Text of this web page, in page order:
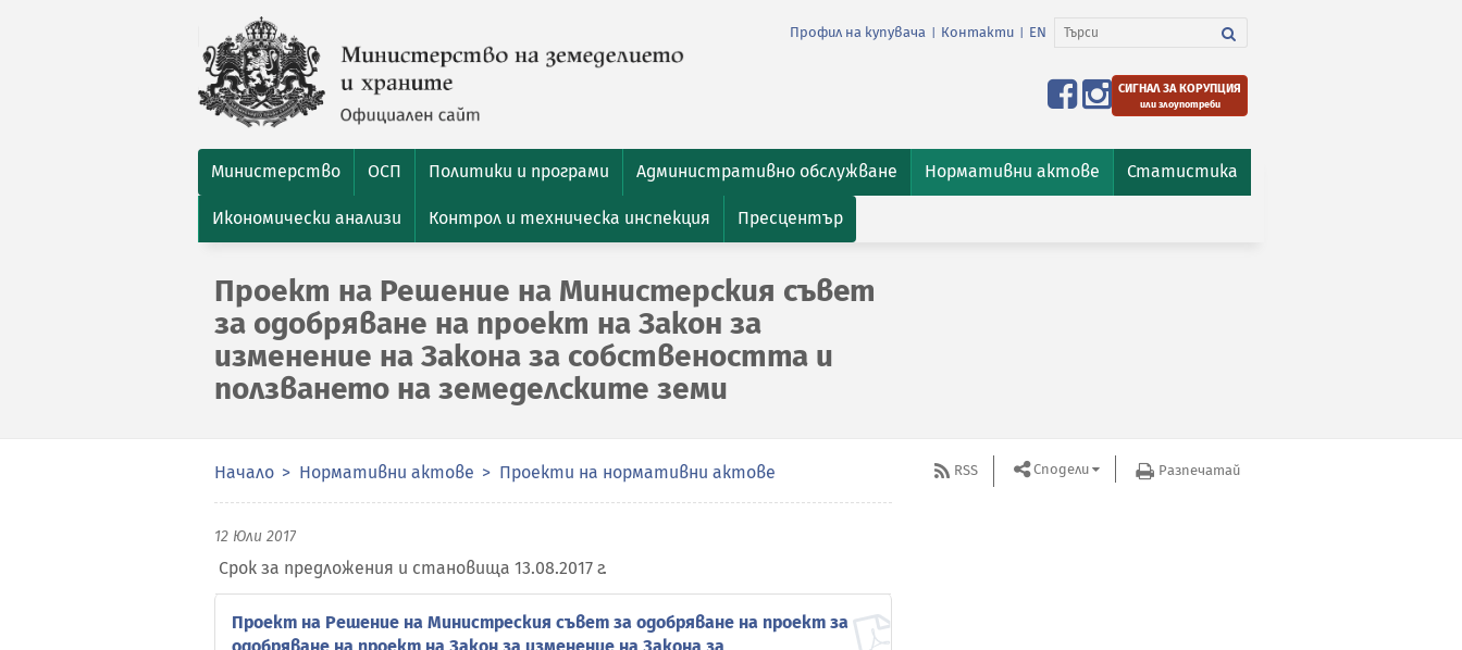
Профил на купувача Контакти EN
СИГНАЛ ЗА КОРУПЦИЯ
или злоупотреби
Министерство ОСП Политики и програми Административно обслужване Нормативни актове Статистика
Икономически анализи Контрол и техническа инспекция Пресцентър
Проект на Решение на Министерския съвет
за одобряване на проект на Закон за
изменение на Закона за собствеността и
ползването на земеделските земи
Начало Нормативни актове Проекти на нормативни актове
12 Юли 2017
Срок за предложения и становища 13.08.2017 г.
Проект на Решение на Министреския съвет за одобряване на проект за
одобряване на проект на Закон за изменение на Закона за
RSS Сподели Разпечатай